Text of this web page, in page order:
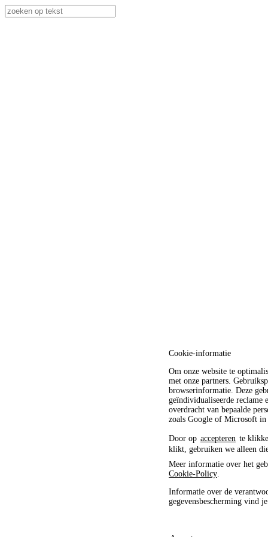
Cookie-informatie
Om onze website te
met onze partners.
browserinformatie. Deze
geïndividualiseerde
overdracht van bepaalde
zoals Google of Microsoft in
Door op accepteren te
klikt, gebruiken we alleen
Meer informatie over het
Cookie-Policy
Informatie over de
gegevensbescherming vind